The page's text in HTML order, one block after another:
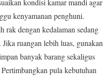
kondisi kamar mandi agar
kenyamanan penghuni.
dengan kedalaman sedang
ruangan lebih luas, gunakan
banyak barang sekaligus
pula kebutuhan